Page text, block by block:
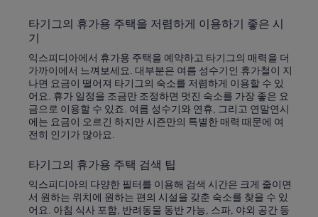
타기그의 휴가용 주택을 저렴하게 이용하기 좋은 시
기
익스피디아에서 휴가용 주택을 예약하고 타기그의 매력을 더
가까이에서 느껴보세요. 대부분은 여름 성수기인 휴가철이 지
나면 요금이 떨어져 타기그의 숙소를 저렴하게 이용할 수 있
어요. 휴가 일정을 조금만 조정하면 멋진 숙소를 가장 좋은 요
금으로 이용할 수 있죠. 여름 성수기와 연휴, 그리고 연말연시
에는 요금이 오르긴 하지만 시즌만의 특별한 매력 때문에 여
전히 인기가 많아요.
타기그의 휴가용 주택 검색 팁
익스피디아의 다양한 필터를 이용해 검색 시간은 크게 줄이면
서 원하는 위치에 원하는 편의 시설을 갖춘 숙소를 찾을 수 있
어요. 아침 식사 포함, 반려동물 동반 가능, 스파, 야외 공간 등